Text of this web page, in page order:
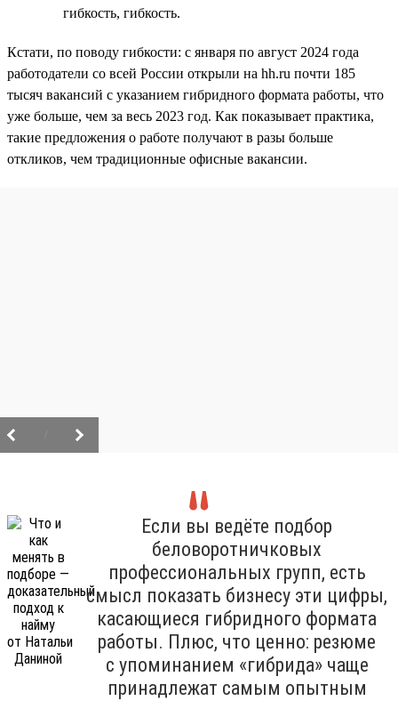
гибкость, гибкость.
Кстати, по поводу гибкости: с января по август 2024 года
работодатели со всей России открыли на hh.ru почти 185
тысяч вакансий с указанием гибридного формата работы, что
уже больше, чем за весь 2023 год. Как показывает практика,
такие предложения о работе получают в разы больше
откликов, чем традиционные офисные вакансии.
Если вы ведёте подбор
беловоротничковых
профессиональных групп, есть
смысл показать бизнесу эти цифры,
касающиеся гибридного формата
работы. Плюс, что ценно: резюме
с упоминанием «гибрида» чаще
принадлежат самым опытным